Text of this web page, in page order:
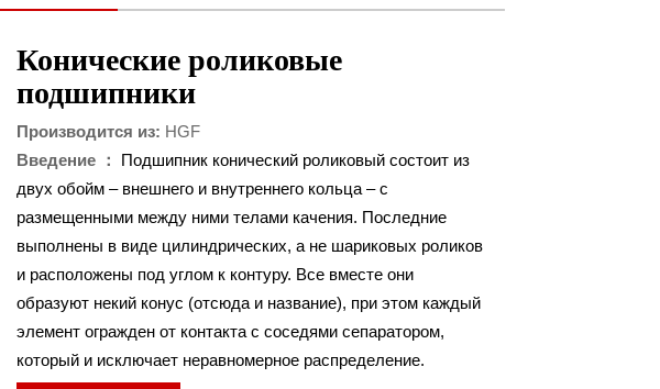
Конические роликовые
подшипники
Производится из: HGF
Введение ：
Подшипник конический роликовый состоит из
двух обойм – внешнего и внутреннего кольца – с
размещенными между ними телами качения. Последние
выполнены в виде цилиндрических, а не шариковых роликов
и расположены под углом к контуру. Все вместе они
образуют некий конус (отсюда и название), при этом каждый
элемент огражден от контакта с соседями сепаратором,
который и исключает неравномерное распределение.
30311